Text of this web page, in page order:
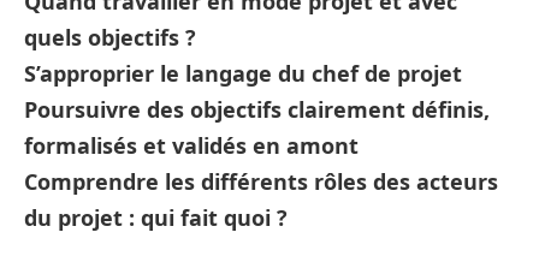
quels objectifs ?
S’approprier le langage du chef de projet
Poursuivre des objectifs clairement définis,
formalisés et validés en amont
Comprendre les différents rôles des acteurs
du projet : qui fait quoi ?